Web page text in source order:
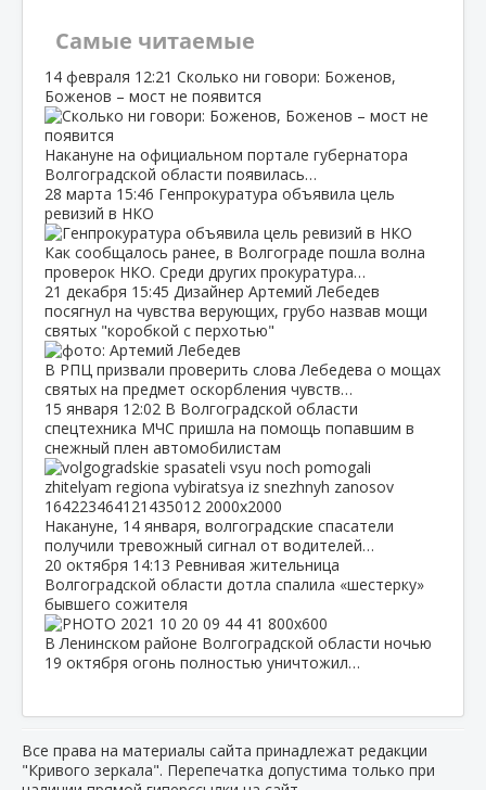
Самые читаемые
14 февраля 12:21 Сколько ни говори: Боженов,
Боженов – мост не появится
Накануне на официальном портале губернатора
Волгоградской области появилась…
28 марта 15:46 Генпрокуратура объявила цель
ревизий в НКО
Как сообщалось ранее, в Волгограде пошла волна
проверок НКО. Среди других прокуратура…
21 декабря 15:45 Дизайнер Артемий Лебедев
посягнул на чувства верующих, грубо назвав мощи
святых "коробкой с перхотью"
В РПЦ призвали проверить слова Лебедева о мощах
святых на предмет оскорбления чувств…
15 января 12:02 В Волгоградской области
спецтехника МЧС пришла на помощь попавшим в
снежный плен автомобилистам
Накануне, 14 января, волгоградские спасатели
получили тревожный сигнал от водителей…
20 октября 14:13 Ревнивая жительница
Волгоградской области дотла спалила «шестерку»
бывшего сожителя
В Ленинском районе Волгоградской области ночью
19 октября огонь полностью уничтожил…
Все права на материалы сайта принадлежат редакции
"Кривого зеркала". Перепечатка допустима только при